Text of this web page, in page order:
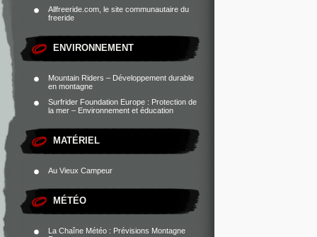
Allfreeride.com, le site communautaire du
freeride
ENVIRONNEMENT
Mountain Riders – Développement durable
en montagne
Surfrider Foundation Europe : Protection de
la mer – Environnement et éducation
MATÉRIEL
Au Vieux Campeur
MÉTÉO
La Chaîne Météo : Prévisions Montagne